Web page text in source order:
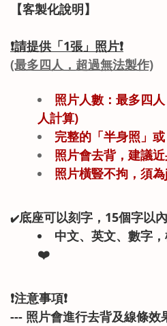
【客製化說明】
❗請提供「1張」 照片❗
(最多四人，超過無法製作)
照片人數：最多四
人計算)
完整的「半身照」
照片會去背，建議
照片橫豎不拘，須
✔️底座可以刻字，15個字以內
中文、英文、數字
❤️
❗注意事項❗
--- 照片會進行去背及線條效